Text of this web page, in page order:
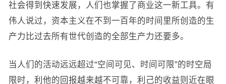
社会得到快速发展，人们也掌握了商业这一新工具。有
伟人说过，资本主义在不到一百年的时间里所创造的生
产力比过去所有世代创造的全部生产力还要多。
当人们的活动远远超过“空间可见、时间可限”的时空局
限时，利他的回报越来越不可靠，利己的收益则近在眼